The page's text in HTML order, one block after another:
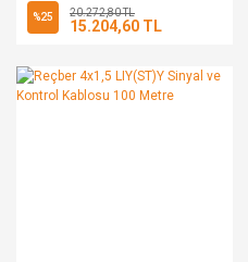
%25 20.272,80 TL
15.204,60 TL